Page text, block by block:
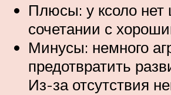
Плюсы: у ксоло нет
сочетании с
Минусы: немного
предотвратить
Из-за отсутствия